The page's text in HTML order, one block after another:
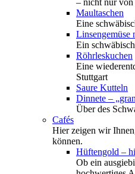
Maultaschen
Eine
Linsengemüse
Ein
Röhrleskuchen
Eine
Stuttgart
Saure Kutteln
Dinnete –
Über des
Cafés
Hier zeigen wir
können.
Hüftengold –
Ob ein